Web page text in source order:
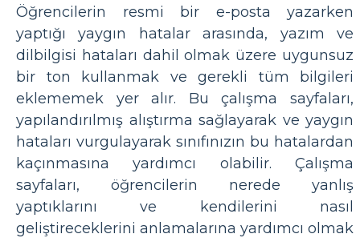
Öğrencilerin resmi bir e-posta yazarken
yaptığı yaygın hatalar arasında, yazım ve
dilbilgisi hataları dahil olmak üzere uygunsuz
bir ton kullanmak ve gerekli tüm bilgileri
eklememek yer alır. Bu çalışma sayfaları,
yapılandırılmış alıştırma sağlayarak ve yaygın
hataları vurgulayarak sınıfınızın bu hatalardan
kaçınmasına yardımcı olabilir. Çalışma
sayfaları, öğrencilerin nerede yanlış
yaptıklarını ve kendilerini nasıl
geliştireceklerini anlamalarına yardımcı olmak